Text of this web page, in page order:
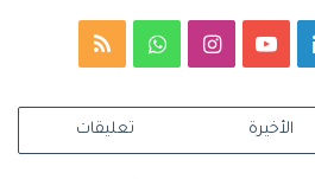
لينكدإن‫YouTubeانستقرامواتسابملخص
RSS الأخيرة تعليقات